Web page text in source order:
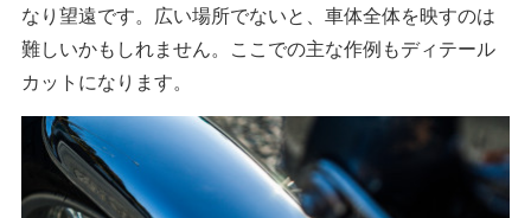
なり望遠です。広い場所でないと、車体全体を映すのは
難しいかもしれません。ここでの主な作例もディテール
カットになります。